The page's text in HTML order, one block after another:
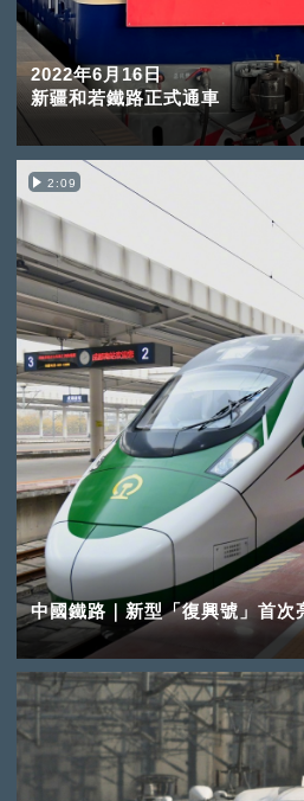
2022年6月16日
新疆和若鐵路正式通車
2:09
中國鐵路｜新型「復興號」首次